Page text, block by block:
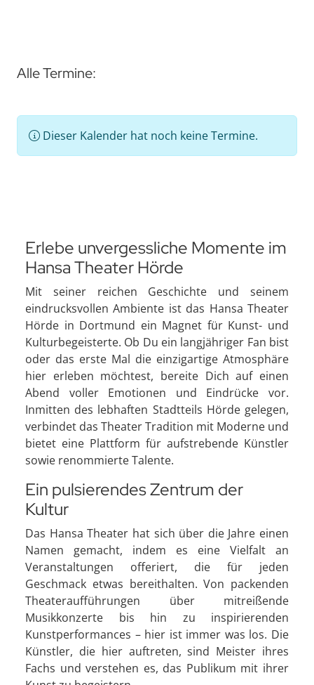
Alle Termine:
Dieser Kalender hat noch keine Termine.
Erlebe unvergessliche Momente im
Hansa Theater Hörde
Mit seiner reichen Geschichte und seinem
eindrucksvollen Ambiente ist das Hansa Theater
Hörde in Dortmund ein Magnet für Kunst- und
Kulturbegeisterte. Ob Du ein langjähriger Fan bist
oder das erste Mal die einzigartige Atmosphäre
hier erleben möchtest, bereite Dich auf einen
Abend voller Emotionen und Eindrücke vor.
Inmitten des lebhaften Stadtteils Hörde gelegen,
verbindet das Theater Tradition mit Moderne und
bietet eine Plattform für aufstrebende Künstler
sowie renommierte Talente.
Ein pulsierendes Zentrum der
Kultur
Das Hansa Theater hat sich über die Jahre einen
Namen gemacht, indem es eine Vielfalt an
Veranstaltungen offeriert, die für jeden
Geschmack etwas bereithalten. Von packenden
Theateraufführungen über mitreißende
Musikkonzerte bis hin zu inspirierenden
Kunstperformances – hier ist immer was los. Die
Künstler, die hier auftreten, sind Meister ihres
Fachs und verstehen es, das Publikum mit ihrer